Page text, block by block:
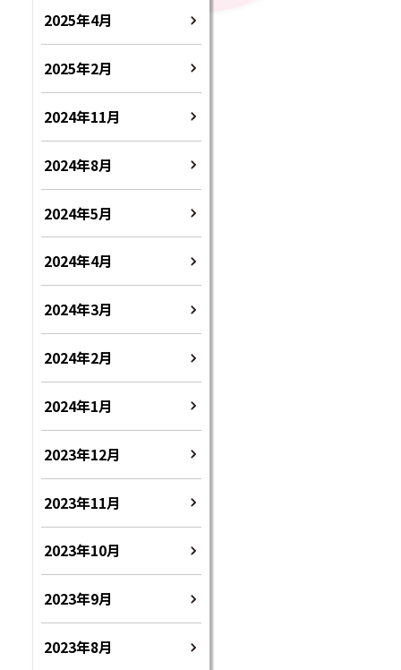
2025年4月
2025年2月
2024年11月
2024年8月
2024年5月
2024年4月
2024年3月
2024年2月
2024年1月
2023年12月
2023年11月
2023年10月
2023年9月
2023年8月